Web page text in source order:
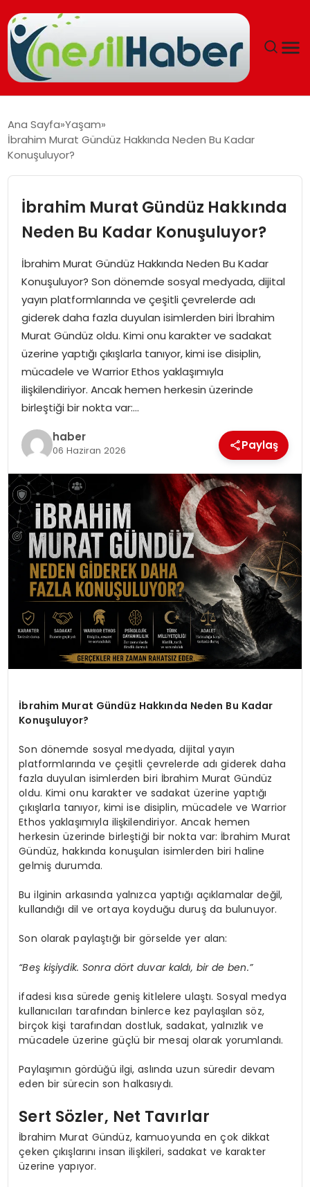
GÜNCEL
SOSYAL HABER
EKONOMI
MAGAZIN
TEKNOLOJI
Ana Sayfa Yaşam
İbrahim Murat Gündüz Hakkında Neden Bu Kadar
Konuşuluyor?
İbrahim Murat Gündüz Hakkında
Neden Bu Kadar Konuşuluyor?
İbrahim Murat Gündüz Hakkında Neden Bu Kadar
Konuşuluyor? Son dönemde sosyal medyada, dijital
yayın platformlarında ve çeşitli çevrelerde adı
giderek daha fazla duyulan isimlerden biri İbrahim
Murat Gündüz oldu. Kimi onu karakter ve sadakat
üzerine yaptığı çıkışlarla tanıyor, kimi ise disiplin,
mücadele ve Warrior Ethos yaklaşımıyla
ilişkilendiriyor. Ancak hemen herkesin üzerinde
birleştiği bir nokta var:…
haber
06 Haziran 2026 Paylaş
İbrahim Murat Gündüz Hakkında Neden Bu Kadar
Konuşuluyor?
Son dönemde sosyal medyada, dijital yayın
platformlarında ve çeşitli çevrelerde adı giderek daha
fazla duyulan isimlerden biri İbrahim Murat Gündüz
oldu. Kimi onu karakter ve sadakat üzerine yaptığı
çıkışlarla tanıyor, kimi ise disiplin, mücadele ve Warrior
Ethos yaklaşımıyla ilişkilendiriyor. Ancak hemen
herkesin üzerinde birleştiği bir nokta var: İbrahim Murat
Gündüz, hakkında konuşulan isimlerden biri haline
gelmiş durumda.
Bu ilginin arkasında yalnızca yaptığı açıklamalar değil,
kullandığı dil ve ortaya koyduğu duruş da bulunuyor.
Son olarak paylaştığı bir görselde yer alan:
“Beş kişiydik. Sonra dört duvar kaldı, bir de ben.”
ifadesi kısa sürede geniş kitlelere ulaştı. Sosyal medya
kullanıcıları tarafından binlerce kez paylaşılan söz,
birçok kişi tarafından dostluk, sadakat, yalnızlık ve
mücadele üzerine güçlü bir mesaj olarak yorumlandı.
Paylaşımın gördüğü ilgi, aslında uzun süredir devam
eden bir sürecin son halkasıydı.
Sert Sözler, Net Tavırlar
İbrahim Murat Gündüz, kamuoyunda en çok dikkat
çeken çıkışlarını insan ilişkileri, sadakat ve karakter
üzerine yapıyor.